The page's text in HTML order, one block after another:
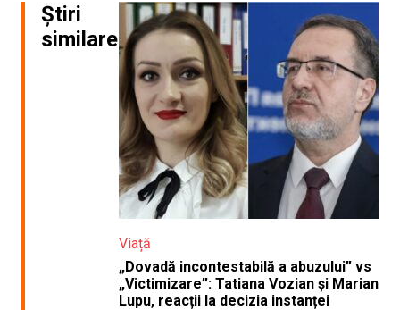
Știri
similare
Viață
„Dovadă incontestabilă a abuzului” vs
„Victimizare”: Tatiana Vozian și Marian
Lupu, reacții la decizia instanței